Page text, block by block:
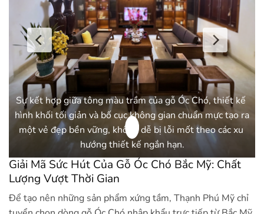
Sự kết hợp giữa tông màu trầm của gỗ Óc Chó, thiết kế
hình khối tối giản và bố cục không gian chuẩn mực tạo ra
một vẻ đẹp bền vững, không dễ bị lỗi mốt theo các xu
hướng thiết kế ngắn hạn.
Giải Mã Sức Hút Của Gỗ Óc Chó Bắc Mỹ: Chất
Lượng Vượt Thời Gian
Để tạo nên những sản phẩm xứng tầm, Thạnh Phú Mỹ chỉ